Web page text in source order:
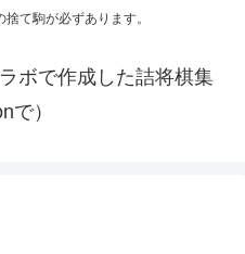
て駒が必ずあります。
ボで作成した詰将棋集
で）